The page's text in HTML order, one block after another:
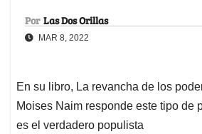
Por Las Dos Orillas
MAR 8, 2022
En su libro, La revancha de los
Moises Naim responde este tipo de
es el verdadero populista